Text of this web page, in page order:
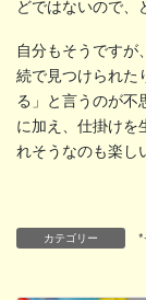
どではないので、
自分もそうですが
続で見つけられた
る」と言うのが不
に加え、仕掛けを
れそうなのも楽し
カテゴリー